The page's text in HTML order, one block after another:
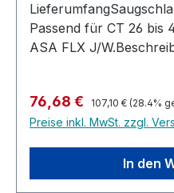
Passend für CT 26 bis
ASA FLX J/
Absaugarm der
verlängern. Du kannst
zwischen Y-Ventil am
Oder als kurzen
Verkaufspreis:
76,68 € Regulärer Preis:
107,10 € (28.4%
Preise inkl. MwSt. zzgl.
In den